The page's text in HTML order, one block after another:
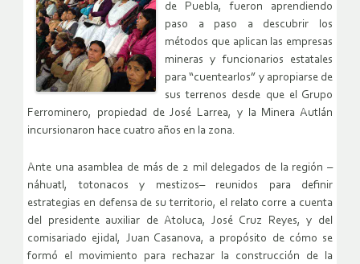
de Puebla, fueron aprendiendo
paso a paso a descubrir los
métodos que aplican las empresas
mineras y funcionarios estatales
para “cuentearlos” y apropiarse de
sus terrenos desde que el Grupo
Ferrominero, propiedad de José Larrea, y la Minera Autlán
incursionaron hace cuatro años en la zona.
Ante una asamblea de más de 2 mil delegados de la región –
náhuatl, totonacos y mestizos– reunidos para definir
estrategias en defensa de su territorio, el relato corre a cuenta
del presidente auxiliar de Atoluca, José Cruz Reyes, y del
comisariado ejidal, Juan Casanova, a propósito de cómo se
formó el movimiento para rechazar la construcción de la